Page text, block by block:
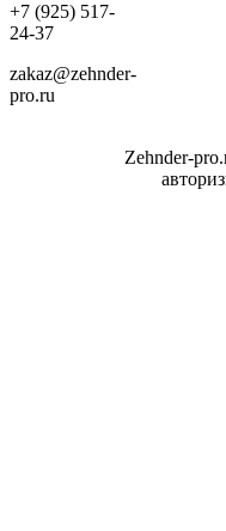
+7 (925) 517-
24-37
zakaz@zehnder-
pro.ru
Zehnder-